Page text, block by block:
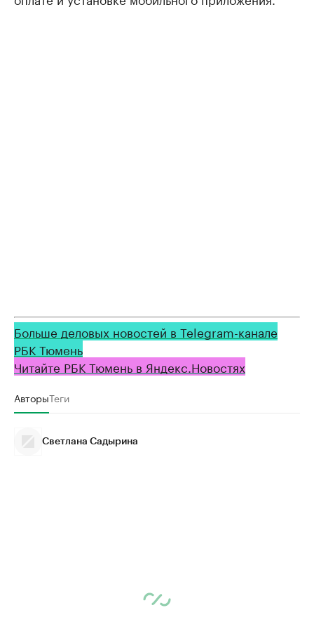
Больше деловых новостей в Telegram-канале
РБК Тюмень
Читайте РБК Тюмень в Яндекс.Новостях
АвторыТеги
Светлана Садырина